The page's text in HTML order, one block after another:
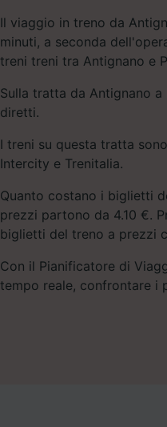
Il viaggio in treno da
minuti, a seconda
treni treni tra Antignano e
Sulla tratta da Antignano
diretti.
I treni su questa tratta
Intercity e Trenitalia.
Quanto costano i biglietti
prezzi partono da 4.10 €.
biglietti del treno a prezzi
Con il Pianificatore di
tempo reale, confrontare i